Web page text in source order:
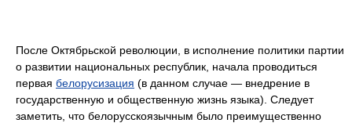
После Октябрьской революции, в исполнение политики партии
о развитии национальных республик, начала проводиться
первая белорусизация (в данном случае — внедрение в
государственную и общественную жизнь языка). Следует
заметить, что белорусскоязычным было преимущественно